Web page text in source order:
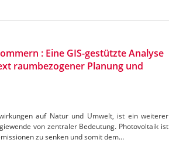
: Eine GIS-gestützte Analyse
raumbezogener Planung und
auf Natur und Umwelt, ist ein weiterer
von zentraler Bedeutung. Photovoltaik ist
zu senken und somit dem…